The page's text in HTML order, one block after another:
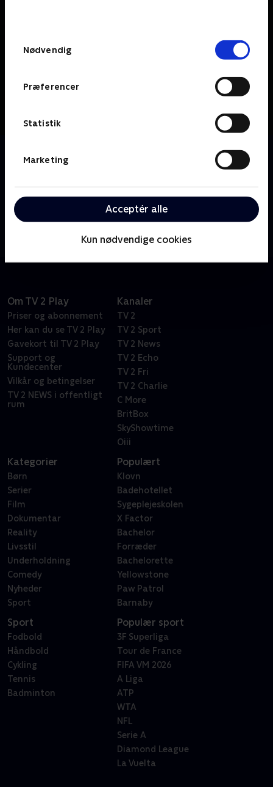
Nødvendig
Præferencer
Statistik
Marketing
Acceptér alle
Kun nødvendige cookies
Der sker mærkelige ting på en families afsondrede
gået ind i skoven og kommer forvirret og forandret
tilbage. En mystisk mand i gasmaske maler blå
streger på jorden. Sammen med naboerne må
familien konfrontere en ukendt og dødelig trussel
Om TV 2 Play
Priser og abonnement
Her kan du se TV 2 Play
Gavekort til TV 2 Play
Support og
Kundecenter
Vilkår og betingelser
TV 2 NEWS i offentligt
rum
Kanaler
TV 2
TV 2 Sport
TV 2 News
TV 2 Echo
TV 2 Fri
TV 2 Charlie
C More
BritBox
SkyShowtime
Oiii
Kategorier
Børn
Serier
Film
Dokumentar
Reality
Livsstil
Underholdning
Comedy
Nyheder
Sport
Populært
Klovn
Badehotellet
Sygeplejeskolen
X Factor
Bachelor
Forræder
Bachelorette
Yellowstone
Paw Patrol
Barnaby
Sport
Fodbold
Håndbold
Cykling
Tennis
Badminton
Populær sport
3F Superliga
Tour de France
FIFA VM 2026
A Liga
ATP
WTA
NFL
Serie A
Diamond League
La Vuelta